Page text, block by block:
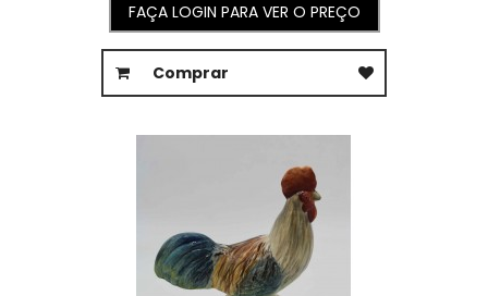
FAÇA LOGIN PARA VER O PREÇO
Comprar